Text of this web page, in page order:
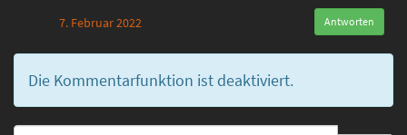
7. Februar 2022 Antworten
Die Kommentarfunktion ist deaktiviert.